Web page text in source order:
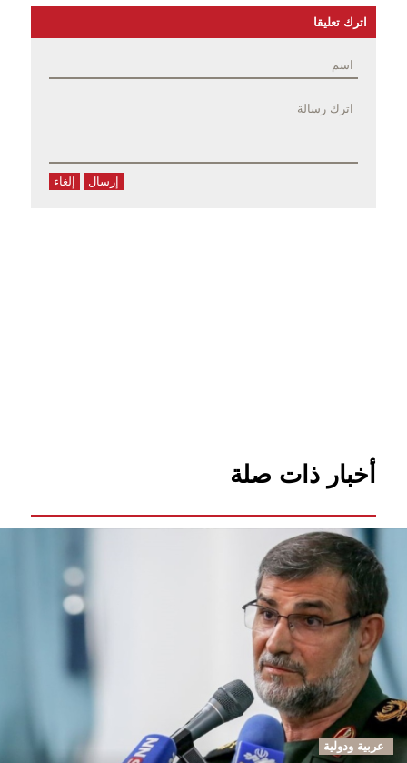
اترك تعليقا
إرسال إلغاء
أخبار ذات صلة
عربية ودولية